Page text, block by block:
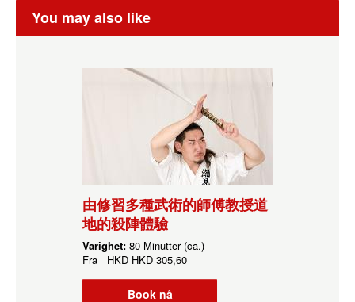
You may also like
由修習多種武術的師傅教授道
地的殺陣體驗
Varighet: 80 Minutter (ca.)
Fra HKD HKD 305,60
Book nå